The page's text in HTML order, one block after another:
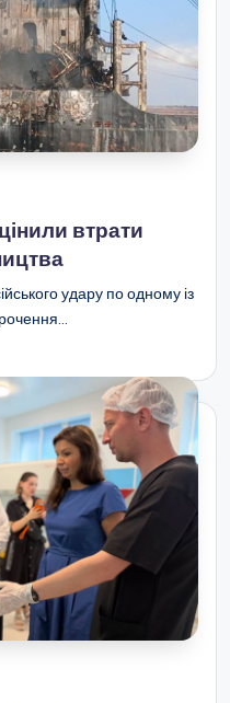
втрати
удару по одному із